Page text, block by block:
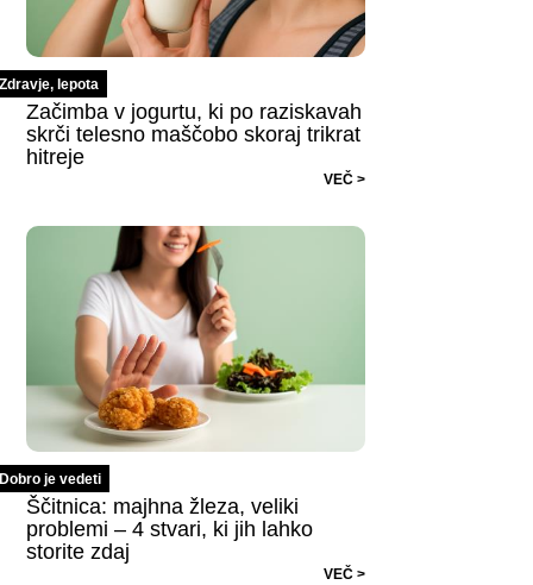
Zdravje, lepota
Začimba v jogurtu, ki po raziskavah
skrči telesno maščobo skoraj trikrat
hitreje
VEČ >
Dobro je vedeti
Ščitnica: majhna žleza, veliki
problemi – 4 stvari, ki jih lahko
storite zdaj
VEČ >